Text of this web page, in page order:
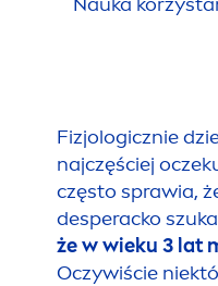
Fizjologicznie
najczęściej
często sprawia,
desperacko
że w wieku 3 lat
Oczywiście